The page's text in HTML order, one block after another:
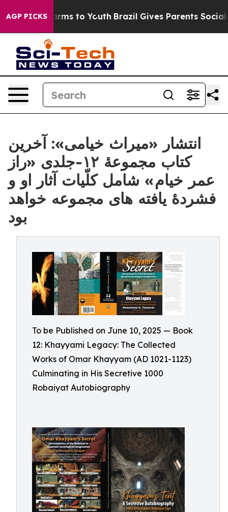
AGP PICKS
Harms to Youth Brazil Gives Parents Social Media
انتشار «میراث خیامی»: آخرین
کتاب مجموعۀ ١٢-جلدى «راز
عمر خیام » شامل کلّيات آثار او و
فشردۀ يافته هاى مجموعه خواهد
بود
To be Published on June 10, 2025 — Book
12: Khayyami Legacy: The Collected
Works of Omar Khayyam (AD 1021-1123)
Culminating in His Secretive 1000
Robaiyat Autobiography